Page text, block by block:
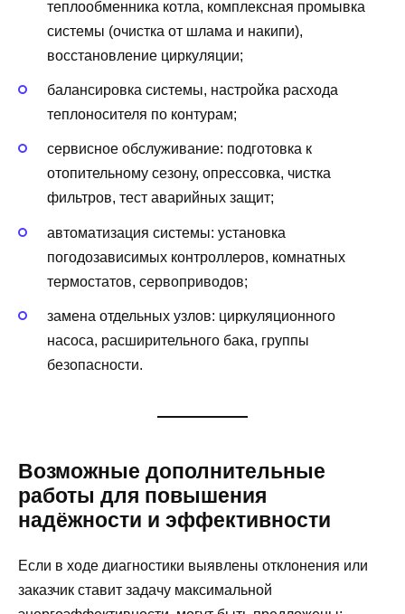
теплообменника котла, комплексная промывка
системы (очистка от шлама и накипи),
восстановление циркуляции;
балансировка системы, настройка расхода
теплоносителя по контурам;
сервисное обслуживание: подготовка к
отопительному сезону, опрессовка, чистка
фильтров, тест аварийных защит;
автоматизация системы: установка
погодозависимых контроллеров, комнатных
термостатов, сервоприводов;
замена отдельных узлов: циркуляционного
насоса, расширительного бака, группы
безопасности.
Возможные дополнительные
работы для повышения
надёжности и эффективности
Если в ходе диагностики выявлены отклонения или
заказчик ставит задачу максимальной